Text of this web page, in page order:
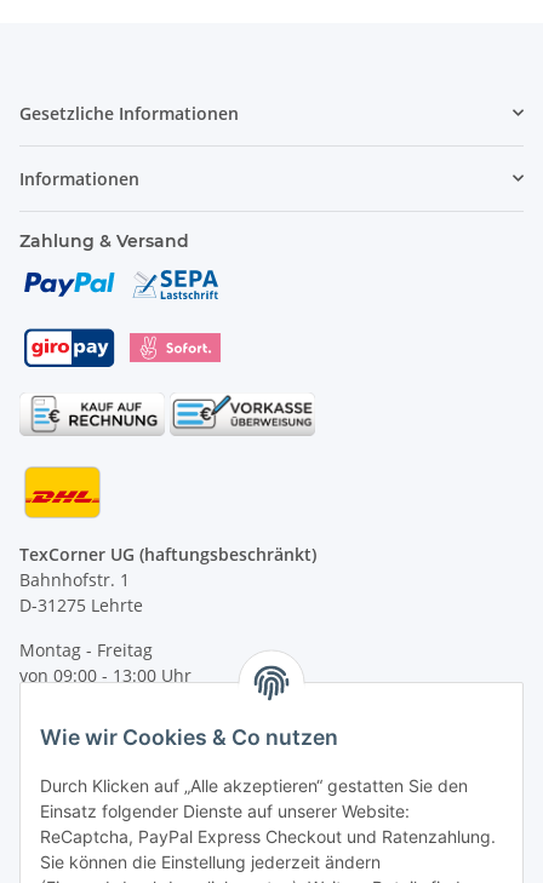
Gesetzliche Informationen
Informationen
Zahlung & Versand
TexCorner UG (haftungsbeschränkt)
Bahnhofstr. 1
D-31275 Lehrte
Montag - Freitag
von 09:00 - 13:00 Uhr
Tel: +49 (0) 5132 8230689
E-Mail:mail@texcorner.de
Wie wir Cookies & Co nutzen
Durch Klicken auf „Alle akzeptieren“ gestatten Sie den
Einsatz folgender Dienste auf unserer Website:
ReCaptcha, PayPal Express Checkout und Ratenzahlung.
Sie können die Einstellung jederzeit ändern